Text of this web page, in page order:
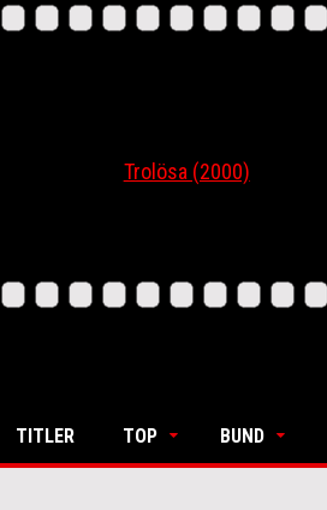
Trolösa (2000)
TITLER TOP BUND